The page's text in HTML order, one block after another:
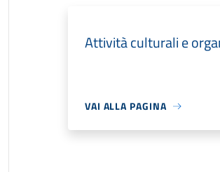
Attività culturali e
VAI ALLA PAGINA